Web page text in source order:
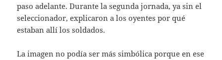
paso adelante. Durante la segunda jornada, ya sin el
seleccionador, explicaron a los oyentes por qué
estaban allí los soldados.
La imagen no podía ser más simbólica porque en ese